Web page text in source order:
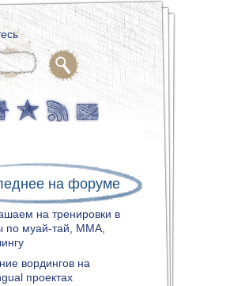
на форуме
на тренировки в
по муай-тай, ММА,
вордингов на
проектах